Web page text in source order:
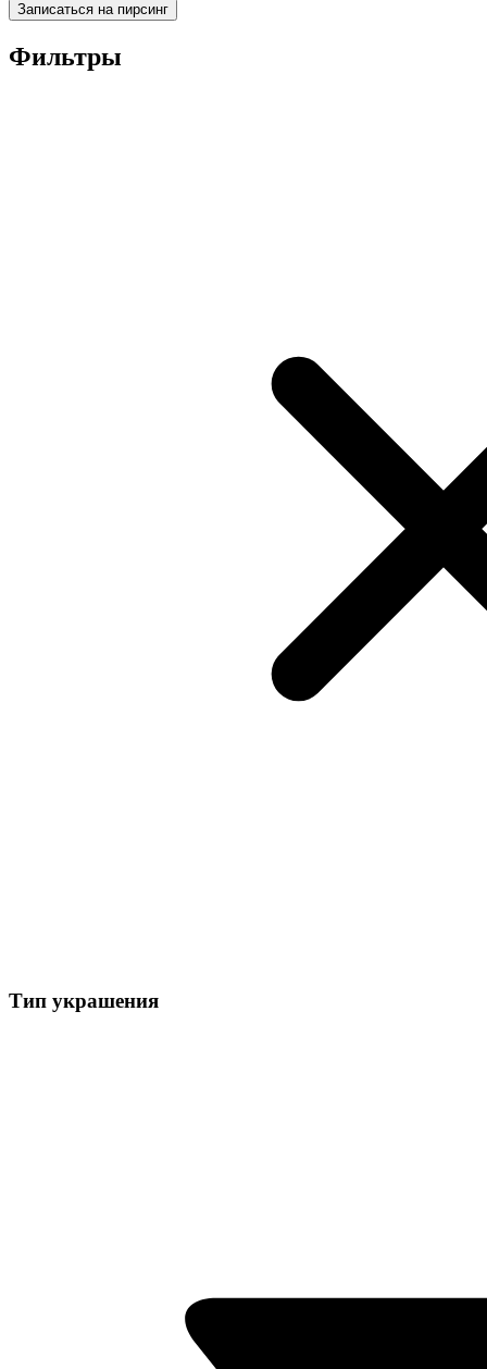
Записаться на пирсинг
Фильтры
Тип украшения